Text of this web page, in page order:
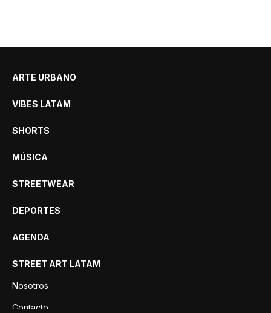
ARTE URBANO
VIBES LATAM
SHORTS
MÚSICA
STREETWEAR
DEPORTES
AGENDA
STREET ART LATAM
Nosotros
Contacto